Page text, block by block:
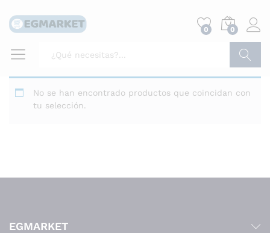
0 0
Buscar
No se han encontrado productos que coincidan con
tu selección.
EGMARKET